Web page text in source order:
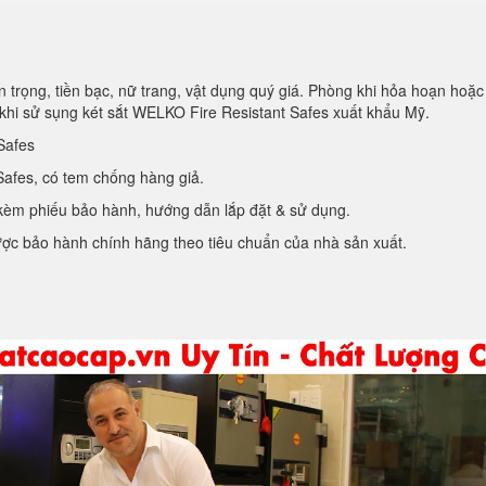
tiền bạc, nữ trang, vật dụng quý giá. Phòng khi hỏa hoạn
sử sụng két sắt WELKO Fire Resistant Safes xuất khẩu Mỹ.
có tem chống hàng giả.
phiếu bảo hành, hướng dẫn lắp đặt & sử dụng.
bảo hành chính hãng theo tiêu chuẩn của nhà sản xuất.